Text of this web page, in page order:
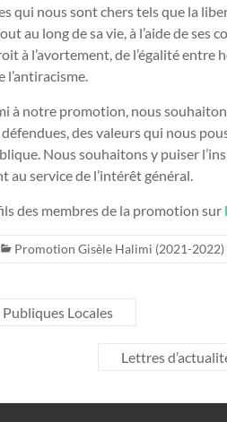
qui nous sont chers tels que la
au long de sa vie, à l’aide de
à l’avortement, de l’égalité entre
l’antiracisme.
à notre promotion, nous
des valeurs qui nous
Nous souhaitons y puiser
au service de l’intérêt général.
des membres de la promotion sur
Promotion Gisèle Halimi (2021-2022)
Publiques Locales
Lettres